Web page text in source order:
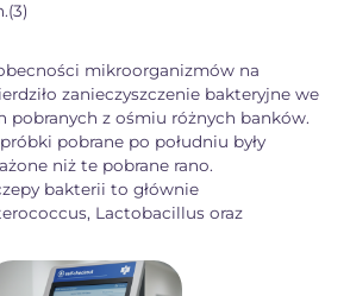
mikroorganizmów na
zanieczyszczenie bakteryjne we
pobranych z ośmiu różnych banków.
pobrane po południu były
niż te pobrane rano.
bakterii to głównie
Lactobacillus oraz